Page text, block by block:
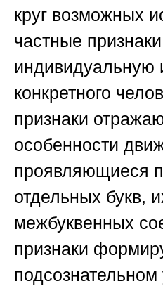
круг возможных
частные
индивидуальную
конкретного
признаки
особенности
проявляющиеся
отдельных букв,
межбуквенных
признаки
подсознательном